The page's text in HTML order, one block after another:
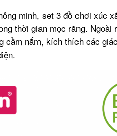
minh, set 3 đồ chơi xúc
thời gian mọc răng. Ngoài
cầm nắm, kích thích các